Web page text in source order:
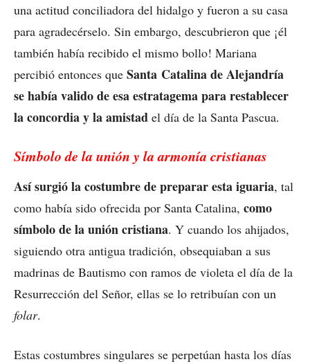
una actitud conciliadora del hidalgo y fueron a su casa
para agradecérselo. Sin embargo, descubrieron que ¡él
también había recibido el mismo bollo! Mariana
percibió entonces que Santa Catalina de Alejandría
se había valido de esa estratagema para restablecer
la concordia y la amistad el día de la Santa Pascua.
Símbolo de la unión y la armonía cristianas
Así surgió la costumbre de preparar esta iguaria, tal
como había sido ofrecida por Santa Catalina, como
símbolo de la unión cristiana. Y cuando los ahijados,
siguiendo otra antigua tradición, obsequiaban a sus
madrinas de Bautismo con ramos de violeta el día de la
Resurrección del Señor, ellas se lo retribuían con un
folar.
Estas costumbres singulares se perpetúan hasta los días